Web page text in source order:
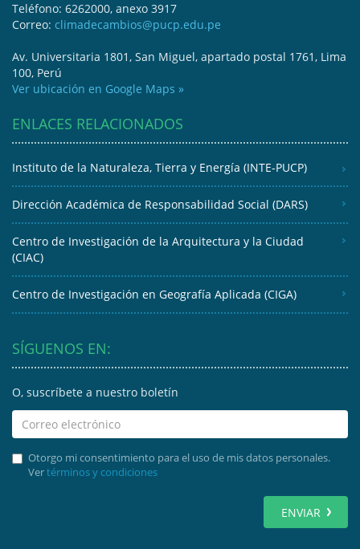
Teléfono: 6262000, anexo 3917
Correo: climadecambios@pucp.edu.pe
Av. Universitaria 1801, San Miguel, apartado postal 1761, Lima
100, Perú
Ver ubicación en Google Maps »
ENLACES RELACIONADOS
Instituto de la Naturaleza, Tierra y Energía (INTE-PUCP)
Dirección Académica de Responsabilidad Social (DARS)
Centro de Investigación de la Arquitectura y la Ciudad
(CIAC)
Centro de Investigación en Geografía Aplicada (CIGA)
SÍGUENOS EN:
O, suscríbete a nuestro boletín
Otorgo mi consentimiento para el uso de mis datos personales.
Vertérminos y condiciones
ENVIAR